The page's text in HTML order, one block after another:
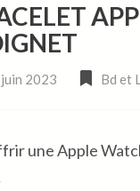
2023 Bd et
une Apple